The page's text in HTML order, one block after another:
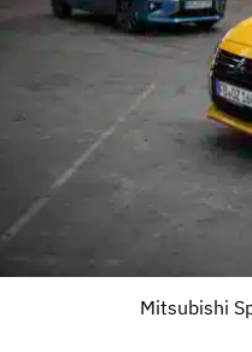
Mitsubishi